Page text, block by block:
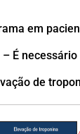
em
É
de